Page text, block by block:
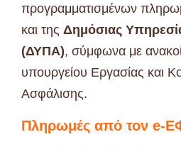
προγραμματισμένων
και της Δημόσιας
(ΔΥΠΑ), σύμφωνα με
υπουργείου Εργασίας και
Ασφάλισης.
Πληρωμές από τον e-